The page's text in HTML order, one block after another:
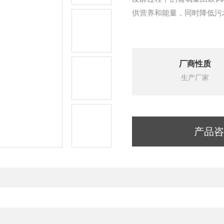
供营养和能量，同时降低
厂商性质
生产厂家
产品